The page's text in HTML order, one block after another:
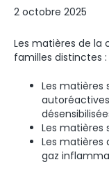
2 octobre 2025
Les matières de la
familles distinctes :
Les matières
Les matières
Les matières
gaz